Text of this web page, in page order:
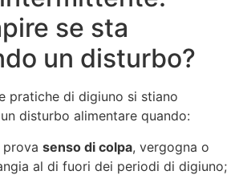
se sta
un disturbo?
pratiche di digiuno si stiano
disturbo alimentare quando:
prova senso di colpa, vergogna o
al di fuori dei periodi di digiuno;